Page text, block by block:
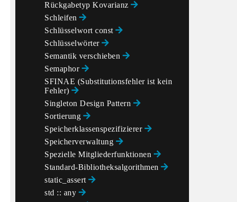
Rückgabetyp Kovarianz
Schleifen
Schlüsselwort const
Schlüsselwörter
Semantik verschieben
Semaphor
SFINAE (Substitutionsfehler ist kein
Fehler)
Singleton Design Pattern
Sortierung
Speicherklassenspezifizierer
Speicherverwaltung
Spezielle Mitgliederfunktionen
Standard-Bibliotheksalgorithmen
static_assert
std :: any